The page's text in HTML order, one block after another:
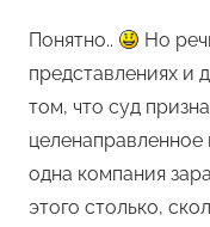
Понятно..
Но
представлениях и
том, что суд
целенаправленное
одна компания
этого столько,